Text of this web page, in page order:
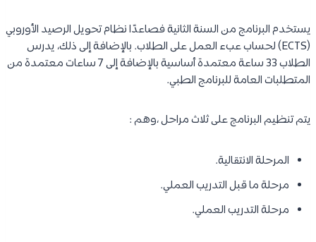
يستخدم البرنامج من السنة الثانية فصاعدًا نظام تحويل الرصيد الأوروبي
(ECTS) لحساب عبء العمل على الطلاب. بالإضافة إلى ذلك، يدرس
الطلاب 33 ساعة معتمدة أساسية بالإضافة إلى 7 ساعات معتمدة من
المتطلبات العامة للبرنامج الطبي.
يتم تنظيم البرنامج على ثلاث مراحل ،وهم :
المرحلة الانتقالية.
مرحلة ما قبل التدريب العملي.
مرحلة التدريب العملي.